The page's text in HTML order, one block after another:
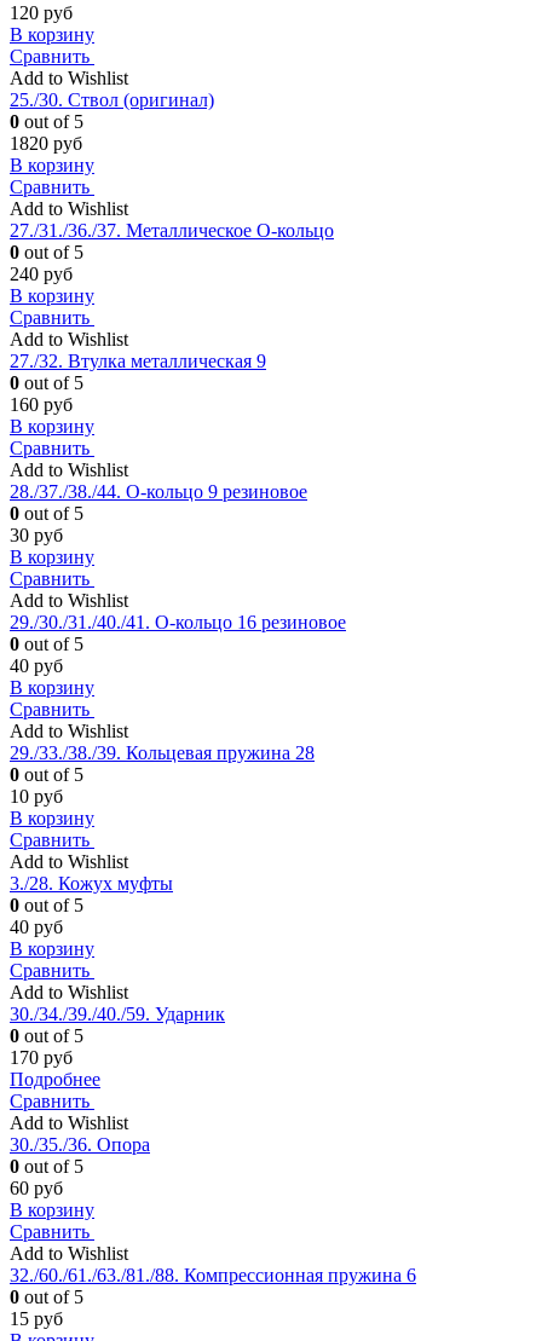
120 руб
В корзину
Сравнить
Add to Wishlist
25./30. Ствол (оригинал)
0 out of 5
1820 руб
В корзину
Сравнить
Add to Wishlist
27./31./36./37. Металлическое О-кольцо
0 out of 5
240 руб
В корзину
Сравнить
Add to Wishlist
27./32. Втулка металлическая 9
0 out of 5
160 руб
В корзину
Сравнить
Add to Wishlist
28./37./38./44. О-кольцо 9 резиновое
0 out of 5
30 руб
В корзину
Сравнить
Add to Wishlist
29./30./31./40./41. О-кольцо 16 резиновое
0 out of 5
40 руб
В корзину
Сравнить
Add to Wishlist
29./33./38./39. Кольцевая пружина 28
0 out of 5
10 руб
В корзину
Сравнить
Add to Wishlist
3./28. Кожух муфты
0 out of 5
40 руб
В корзину
Сравнить
Add to Wishlist
30./34./39./40./59. Ударник
0 out of 5
170 руб
Подробнее
Сравнить
Add to Wishlist
30./35./36. Опора
0 out of 5
60 руб
В корзину
Сравнить
Add to Wishlist
32./60./61./63./81./88. Компрессионная пружина 6
0 out of 5
15 руб